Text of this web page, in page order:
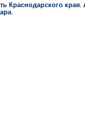
Краснодарcкого края